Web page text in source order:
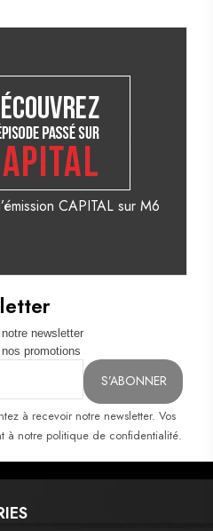
CAPITAL sur M6
newsletter
promotions
à recevoir notre newsletter. Vos
à notre politique de confidentialité.